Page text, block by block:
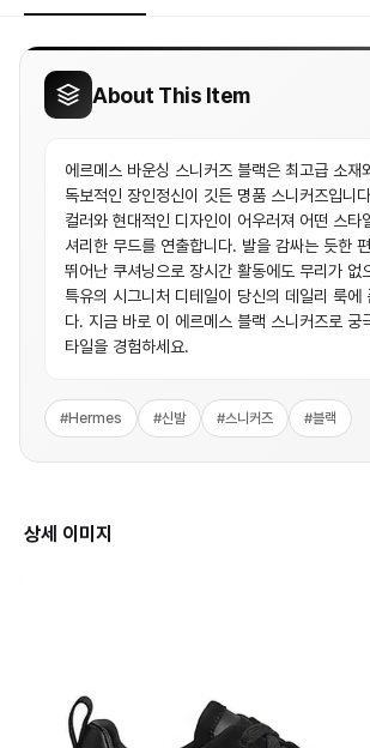
About This Item
에르메스 바운싱 스니커즈 블랙은 최고급 소재
독보적인 장인정신이 깃든 명품 스니커즈입니
컬러와 현대적인 디자인이 어우러져 어떤 스타
셔리한 무드를 연출합니다. 발을 감싸는 듯한
뛰어난 쿠셔닝으로 장시간 활동에도 무리가 없
특유의 시그니처 디테일이 당신의 데일리 룩에
다. 지금 바로 이 에르메스 블랙 스니커즈로 궁
타일을 경험하세요.
#Hermes #신발 #스니커즈 #블랙
상세 이미지